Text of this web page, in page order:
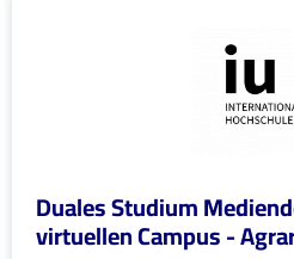
Duales Studium
virtuellen Campus -